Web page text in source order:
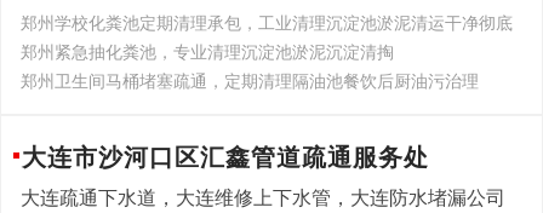
郑州学校化粪池定期清理承包，工业清理沉淀池淤泥清运干净彻底
郑州紧急抽化粪池，专业清理沉淀池淤泥沉淀清掏
郑州卫生间马桶堵塞疏通，定期清理隔油池餐饮后厨油污治理
大连市沙河口区汇鑫管道疏通服务处
大连疏通下水道，大连维修上下水管，大连防水堵漏公司